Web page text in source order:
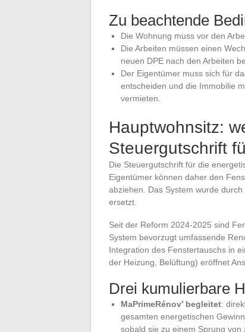
Zu beachtende
Die Wohnung muss vor den
Die Arbeiten müssen einen
neuen DPE nach den Arbeiten
Der Eigentümer muss sich für
entscheiden und die Immobilie
vermieten.
Hauptwohnsitz:
Steuergutschrift
Die Steuergutschrift für die
Eigentümer können daher den
abziehen. Das System wurde durch
ersetzt.
Seit der Reform 2024-2025 sind
System bevorzugt umfassende
Integration des Fenstertauschs in
der Heizung, Belüftung) eröffnet
Drei kumulierbare
MaPrimeRénov’ begleitet:
gesamten energetischen
sobald sie zu einem Sprung von